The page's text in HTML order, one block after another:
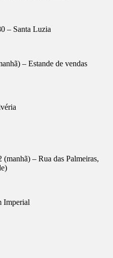
– Santa Luzia
– Estande de vendas
– Rua das Palmeiras,
Imperial